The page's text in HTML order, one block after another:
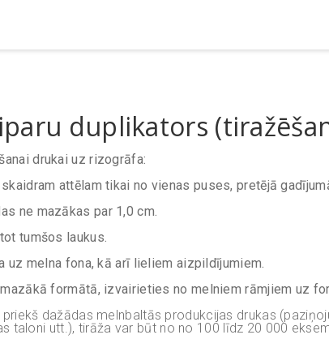
duplikators
drukai uz rizogrāfa:
attēlam tikai no vienas puses, pretējā
ne mazākas par 1,0 cm.
tumšos laukus.
melna fona, kā arī lieliem aizpildījumiem.
formātā, izvairieties no melniem rāmjiem uz
dažādas melnbaltās produkcijas drukas
taloni utt.), tirāža var būt no no 100 līdz 20 000